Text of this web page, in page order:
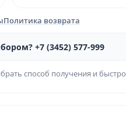
Политика возврата
+7 (3452) 577-999
способ получения и быстро